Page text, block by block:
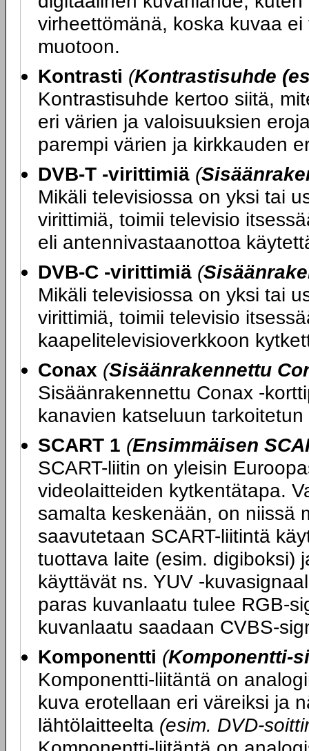
virheettömänä, koska kuvaa
muotoon.
Kontrasti (Kontrastisuhde
Kontrastisuhde kertoo siitä,
eri värien ja valoisuuksien
parempi värien ja kirkkauden
DVB-T -virittimiä (
Mikäli televisiossa on yksi tai
virittimiä, toimii televisio
eli antennivastaanottoa
DVB-C -virittimiä (
Mikäli televisiossa on yksi tai
virittimiä, toimii televisio
kaapelitelevisioverkkoon
Conax (Sisäänrakennettu
Sisäänrakennettu Conax -
kanavien katseluun
SCART 1 (Ensimmäisen
SCART-liitin on yleisin
videolaitteiden kytkentätapa.
samalta keskenään, on niissä
saavutetaan SCART-liitintä
tuottava laite (esim. digiboksi)
käyttävät ns. YUV -
paras kuvanlaatu tulee RGB-
kuvanlaatu saadaan CVBS-
Komponentti (Komponentti-
Komponentti-liitäntä on
kuva erotellaan eri väreiksi ja
lähtölaitteelta (esim. DVD-